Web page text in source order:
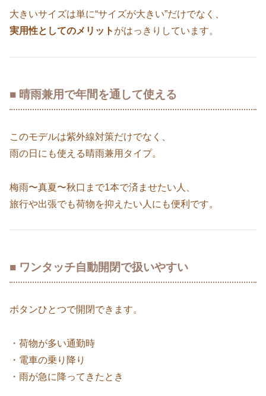
大きいサイズは単に“サイズが大きい”だけでなく、
実用性としてのメリット がはっきりしています。
■ 晴雨兼用で年間を通して使える
このモデルは紫外線対策だけでなく、
雨の日にも使える晴雨兼用タイプ。
梅雨〜真夏〜秋口まで1本で済ませたい人、
旅行や出張でも荷物を抑えたい人にも便利です。
■ ワンタッチ自動開閉で扱いやすい
ボタンひとつで開閉できます。
・荷物が多い通勤時
・電車の乗り降り
・雨が急に降ってきたとき